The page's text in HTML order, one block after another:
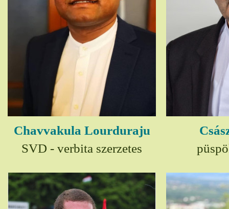
Chavvakula Lourduraju
SVD - verbita szerzetes